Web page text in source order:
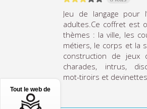
Jeu de langage pour
adultes.Ce coffret est
thèmes : la ville, les
métiers, le corps et la
construction de jeux
charades, intrus,
mot-tiroirs et devinettes.
Tout le web de